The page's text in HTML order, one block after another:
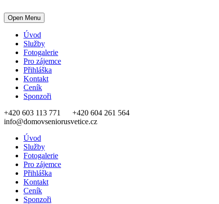
Open Menu
Úvod
Služby
Fotogalerie
Pro zájemce
Přihláška
Kontakt
Ceník
Sponzoři
+420 603 113 771
+420 604 261 564
info@domovseniorusvetice.cz
Úvod
Služby
Fotogalerie
Pro zájemce
Přihláška
Kontakt
Ceník
Sponzoři